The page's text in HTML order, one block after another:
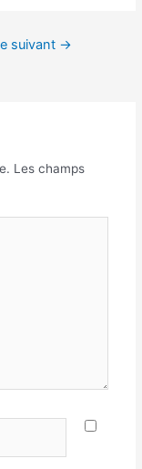
suivant →
Les champs